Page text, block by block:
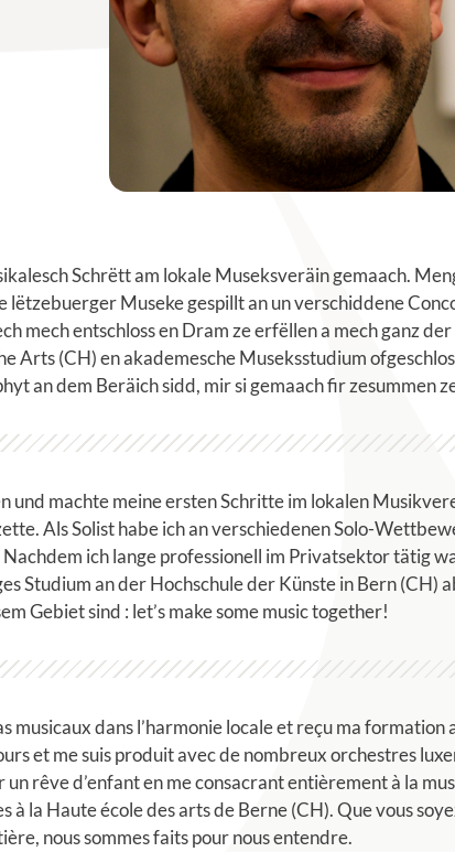
Schrëtt am lokale Museksveräin gemaach.
lëtzebuerger Museke gespillt an un verschiddene
mech entschloss en Dram ze erfëllen a mech ganz
Arts (CH) en akademesche Museksstudium
an dem Beräich sidd, mir si gemaach fir zesummen
und machte meine ersten Schritte im lokalen
Als Solist habe ich an verschiedenen Solo-
ich lange professionell im Privatsektor tätig
Studium an der Hochschule der Künste in Bern (CH)
Gebiet sind : let’s make some music together!
musicaux dans l’harmonie locale et reçu ma
et me suis produit avec de nombreux orchestres
rêve d’enfant en me consacrant entièrement à la
à la Haute école des arts de Berne (CH). Que vous
nous sommes faits pour nous entendre.